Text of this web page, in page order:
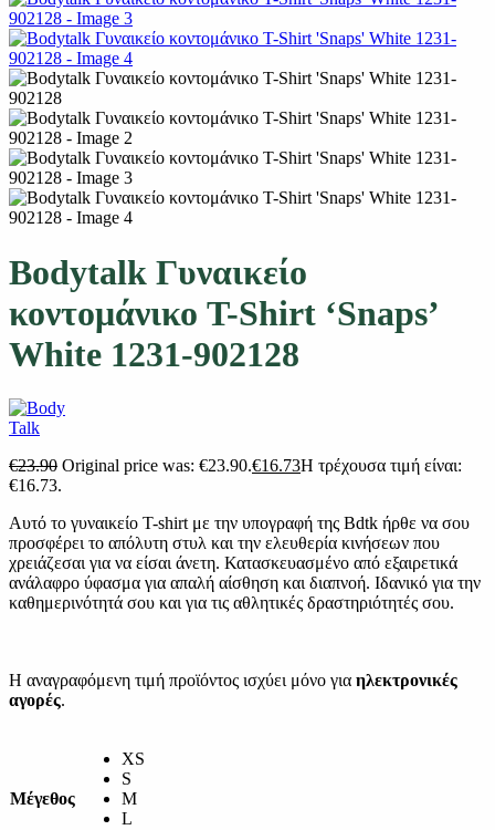
Bodytalk Γυναικείο
κοντομάνικο T-Shirt ‘Snaps’
White 1231-902128
€23.90 Original price was: €23.90.€16.73Η τρέχουσα τιμή είναι:
€16.73.
Αυτό το γυναικείο T-shirt με την υπογραφή της Bdtk ήρθε να σου
προσφέρει το απόλυτη στυλ και την ελευθερία κινήσεων που
χρειάζεσαι για να είσαι άνετη. Κατασκευασμένο από εξαιρετικά
ανάλαφρο ύφασμα για απαλή αίσθηση και διαπνοή. Ιδανικό για την
καθημερινότητά σου και για τις αθλητικές δραστηριότητές σου.
Η αναγραφόμενη τιμή προϊόντος ισχύει μόνο για ηλεκτρονικές
αγορές.
Μέγεθος
XS
S
M
L